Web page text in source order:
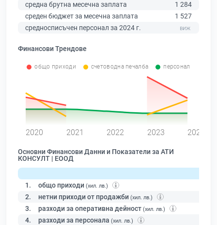
средна брутна месечна заплата
1 284
среден бюджет за месечна заплата
1 527
средносписъчен персонал за 2024 г.
Финансови Трендове
общо приходи счетоводна печалба персонал
2020 2021 2022 2023 2024
Основни Финансови Данни и Показатели за АТИ
КОНСУЛТ | ЕООД
1. общо приходи (хил. лв.)
2. нетни приходи от продажби (хил. лв.)
3. разходи за оперативна дейност (хил. лв.)
4. разходи за персонала (хил. лв.)